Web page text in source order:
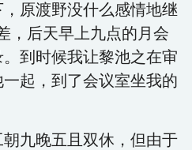
原渡野没什么感情地继
，后天早上九点的月会
到时候我让黎池之在审
起，到了会议室坐我的
九晚五且双休，但由于